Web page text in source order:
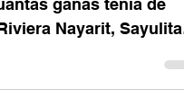
de atracción? Yo si,
Nayarit, Sayulita,
eran un...